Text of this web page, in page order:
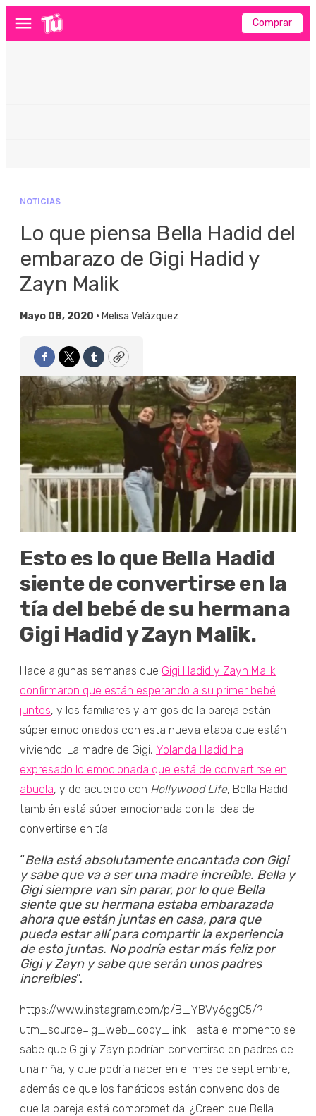
Menú Comprar
NOTICIAS
Lo que piensa Bella Hadid del
embarazo de Gigi Hadid y
Zayn Malik
Mayo 08, 2020 • Melisa Velázquez
Facebook
TwitterTumblrCopy
Esto es lo que Bella Hadid
siente de convertirse en la
tía del bebé de su hermana
Gigi Hadid y Zayn Malik.
Hace algunas semanas que Gigi Hadid y Zayn Malik
confirmaron que están esperando a su primer bebé
juntos, y los familiares y amigos de la pareja están
súper emocionados con esta nueva etapa que están
viviendo. La madre de Gigi, Yolanda Hadid ha
expresado lo emocionada que está de convertirse en
abuela, y de acuerdo con Hollywood Life, Bella Hadid
también está súper emocionada con la idea de
convertirse en tía.
“Bella está absolutamente encantada con Gigi
y sabe que va a ser una madre increíble. Bella y
Gigi siempre van sin parar, por lo que Bella
siente que su hermana estaba embarazada
ahora que están juntas en casa, para que
pueda estar allí para compartir la experiencia
de esto juntas. No podría estar más feliz por
Gigi y Zayn y sabe que serán unos padres
increíbles”.
https://www.instagram.com/p/B_YBVy6ggC5/?
utm_source=ig_web_copy_link Hasta el momento se
sabe que Gigi y Zayn podrían convertirse en padres de
una niña, y que podría nacer en el mes de septiembre,
además de que los fanáticos están convencidos de
que la pareja está comprometida. ¿Creen que Bella